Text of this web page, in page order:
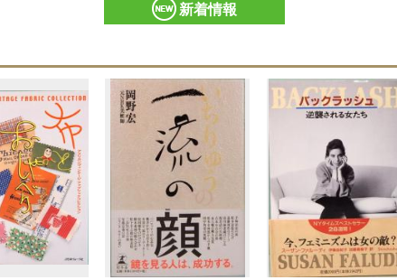
新着情報